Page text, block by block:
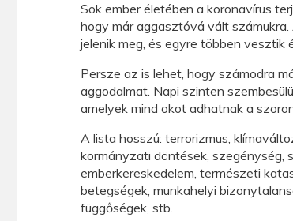
Sok ember életében a koronavírus
hogy már aggasztóvá vált
jelenik meg, és egyre többen vesztik
Persze az is lehet, hogy számodra
aggodalmat. Napi szinten
amelyek mind okot adhatnak a
A lista hosszú: terrorizmus,
kormányzati döntések, szegénység,
emberkereskedelem, természeti
betegségek, munkahelyi
függőségek, stb.